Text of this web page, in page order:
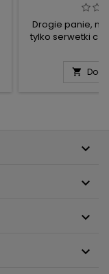
Drogie panie, na
tylko serwetki
w szydełkowej




